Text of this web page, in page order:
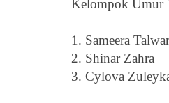
Kelompok Umur
1. Sameera Talwar
2. Shinar Zahra
3. Cylova